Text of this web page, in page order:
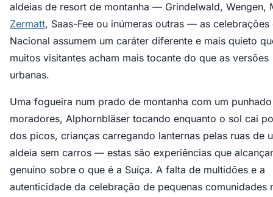
aldeias de resort de montanha — Grindelwald, Wengen,
Zermatt, Saas-Fee ou inúmeras outras — as celebrações
Nacional assumem um caráter diferente e mais quieto
muitos visitantes acham mais tocante do que as versões
urbanas.
Uma fogueira num prado de montanha com um
moradores, Alphornbläser tocando enquanto o sol cai
dos picos, crianças carregando lanternas pelas ruas de
aldeia sem carros — estas são experiências que
genuíno sobre o que é a Suíça. A falta de multidões e a
autenticidade da celebração de pequenas comunidades